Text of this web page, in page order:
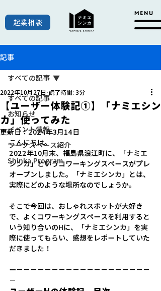
起業相談
記事
すべての記事
お知らせ
イベント情報
ワークスペース紹介
Shinka Program
すべての記事
【ユーザー体験記①】「ナミエシン
カ」使ってみた
2022年10月27日 読了時間: 3分
更新日：2024年3月14日
こんにちは。
2022年10月末、福島県浪江町に、「ナミエ
シンカ」というコワーキングスペースがプレ
オープンしました。「ナミエシンカ」とは、
実際にどのような場所なのでしょうか。
そこで今回は、おしゃれスポットが大好き
で、よくコワーキングスペースを利用すると
いう知り合いのHに、「ナミエシンカ」を実
際に使ってもらい、感想をレポートしていた
だきました！
ー－－－－－－－－－－－－－－－－－－－
－